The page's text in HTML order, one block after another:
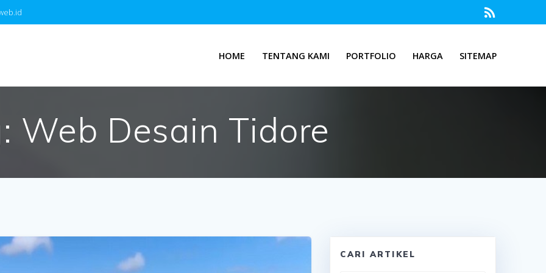
HOME TENTANG KAMI PORTFOLIO HARGA SITEMAP
Web Desain Tidore
CARI ARTIKEL